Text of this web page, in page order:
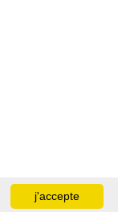
j'accepte